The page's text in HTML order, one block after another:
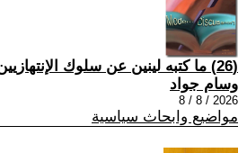
(26) ما كتبه لينين عن سلوك الإنتهازيين
وسام جواد
2026 / 8 / 8
مواضيع وابحاث سياسية